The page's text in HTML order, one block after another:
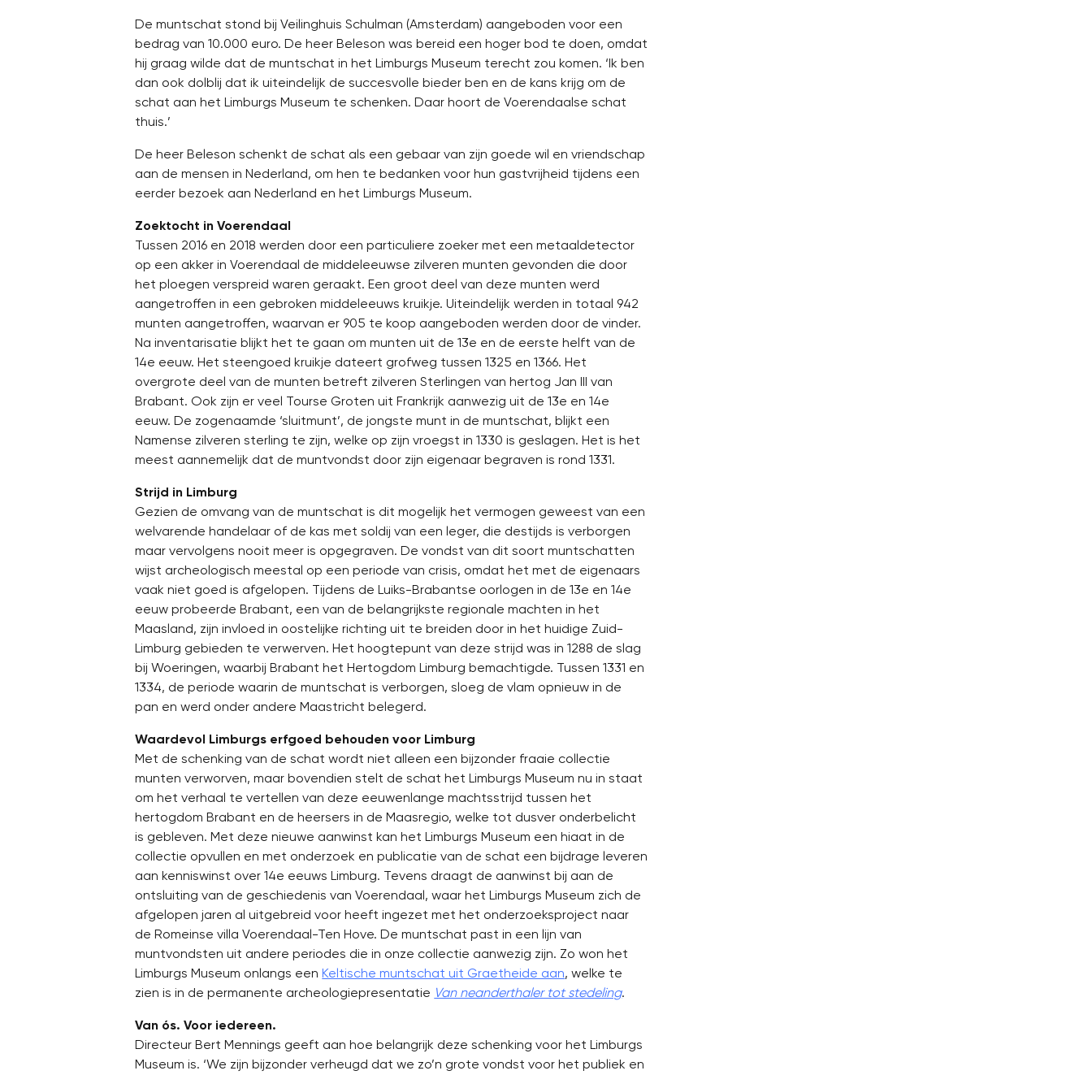
De muntschat stond bij Veilinghuis Schulman (Amsterdam) aangeboden voor een
bedrag van 10.000 euro. De heer Beleson was bereid een hoger bod te doen, omdat
hij graag wilde dat de muntschat in het Limburgs Museum terecht zou komen. ‘Ik ben
dan ook dolblij dat ik uiteindelijk de succesvolle bieder ben en de kans krijg om de
schat aan het Limburgs Museum te schenken. Daar hoort de Voerendaalse schat
thuis.’
De heer Beleson schenkt de schat als een gebaar van zijn goede wil en vriendschap
aan de mensen in Nederland, om hen te bedanken voor hun gastvrijheid tijdens een
eerder bezoek aan Nederland en het Limburgs Museum.
Zoektocht in Voerendaal
Tussen 2016 en 2018 werden door een particuliere zoeker met een metaaldetector
op een akker in Voerendaal de middeleeuwse zilveren munten gevonden die door
het ploegen verspreid waren geraakt. Een groot deel van deze munten werd
aangetroffen in een gebroken middeleeuws kruikje. Uiteindelijk werden in totaal 942
munten aangetroffen, waarvan er 905 te koop aangeboden werden door de vinder.
Na inventarisatie blijkt het te gaan om munten uit de 13e en de eerste helft van de
14e eeuw. Het steengoed kruikje dateert grofweg tussen 1325 en 1366. Het
overgrote deel van de munten betreft zilveren Sterlingen van hertog Jan III van
Brabant. Ook zijn er veel Tourse Groten uit Frankrijk aanwezig uit de 13e en 14e
eeuw. De zogenaamde ‘sluitmunt’, de jongste munt in de muntschat, blijkt een
Namense zilveren sterling te zijn, welke op zijn vroegst in 1330 is geslagen. Het is het
meest aannemelijk dat de muntvondst door zijn eigenaar begraven is rond 1331.
Strijd in Limburg
Gezien de omvang van de muntschat is dit mogelijk het vermogen geweest van een
welvarende handelaar of de kas met soldij van een leger, die destijds is verborgen
maar vervolgens nooit meer is opgegraven. De vondst van dit soort muntschatten
wijst archeologisch meestal op een periode van crisis, omdat het met de eigenaars
vaak niet goed is afgelopen. Tijdens de Luiks-Brabantse oorlogen in de 13e en 14e
eeuw probeerde Brabant, een van de belangrijkste regionale machten in het
Maasland, zijn invloed in oostelijke richting uit te breiden door in het huidige Zuid-
Limburg gebieden te verwerven. Het hoogtepunt van deze strijd was in 1288 de slag
bij Woeringen, waarbij Brabant het Hertogdom Limburg bemachtigde. Tussen 1331 en
1334, de periode waarin de muntschat is verborgen, sloeg de vlam opnieuw in de
pan en werd onder andere Maastricht belegerd.
Waardevol Limburgs erfgoed behouden voor Limburg
Met de schenking van de schat wordt niet alleen een bijzonder fraaie collectie
munten verworven, maar bovendien stelt de schat het Limburgs Museum nu in staat
om het verhaal te vertellen van deze eeuwenlange machtsstrijd tussen het
hertogdom Brabant en de heersers in de Maasregio, welke tot dusver onderbelicht
is gebleven. Met deze nieuwe aanwinst kan het Limburgs Museum een hiaat in de
collectie opvullen en met onderzoek en publicatie van de schat een bijdrage leveren
aan kenniswinst over 14e eeuws Limburg. Tevens draagt de aanwinst bij aan de
ontsluiting van de geschiedenis van Voerendaal, waar het Limburgs Museum zich de
afgelopen jaren al uitgebreid voor heeft ingezet met het onderzoeksproject naar
de Romeinse villa Voerendaal-Ten Hove. De muntschat past in een lijn van
muntvondsten uit andere periodes die in onze collectie aanwezig zijn. Zo won het
Limburgs Museum onlangs eenKeltische muntschat uit Graetheide aan, welke te
zien is in de permanente archeologiepresentatie Van neanderthaler tot stedeling.
Van ós. Voor iedereen.
Directeur Bert Mennings geeft aan hoe belangrijk deze schenking voor het Limburgs
Museum is. ‘We zijn bijzonder verheugd dat we zo’n grote vondst voor het publiek en